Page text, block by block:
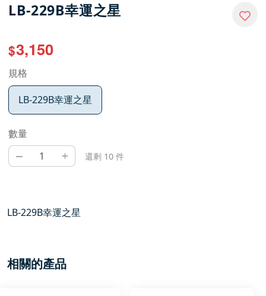
LB-229B幸運之星
$3,150
規格
LB-229B幸運之星
數量
– + 還剩 10 件
LB-229B幸運之星
相關的產品